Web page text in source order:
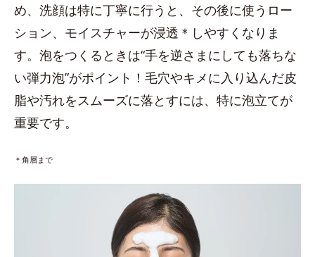
め、洗顔は特に丁寧に行うと、その後に使うロー
ション、モイスチャーが浸透＊しやすくなりま
す。泡をつくるときは“手を逆さまにしても落ちな
い弾力泡”がポイント！毛穴やキメに入り込んだ皮
脂や汚れをスムーズに落とすには、特に泡立てが
重要です。
＊角層まで